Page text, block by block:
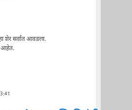
शेर सर्वात आवडला.
आहेत.